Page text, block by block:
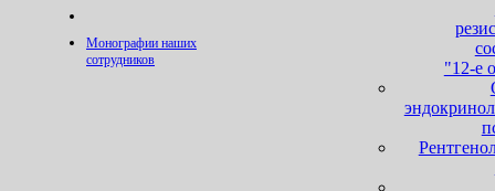
"12-е
Монографии наших
сотрудников